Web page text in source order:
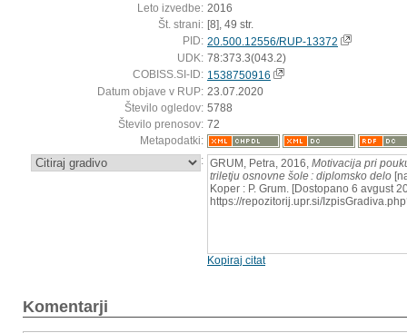
Leto izvedbe: 2016
Št. strani: [8], 49 str.
PID: 20.500.12556/RUP-13372
UDK: 78:373.3(043.2)
COBISS.SI-ID: 1538750916
Datum objave v RUP: 23.07.2020
Število ogledov: 5788
Število prenosov: 72
Metapodatki:
: GRUM, Petra, 2016, Motivacija pri
triletju osnovne šole : diplomsko delo
Koper : P. Grum. [Dostopano 6 avgust
https://repozitorij.upr.si/
Kopiraj citat
Komentarji